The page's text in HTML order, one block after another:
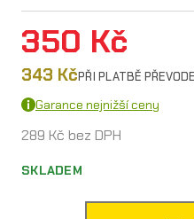
350 Kč
343 KčPŘI PLATBĚ
Garance nejnižší ceny
289 Kč bez DPH
SKLADEM